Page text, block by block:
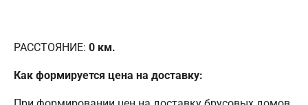
РАССТОЯНИЕ: 0 км.
Как формируется цена на доставку: